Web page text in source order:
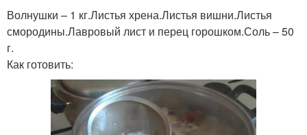
Волнушки – 1 кг.Листья хрена.Листья вишни.Листья
смородины.Лавровый лист и перец горошком.Соль – 50
г.
Как готовить: